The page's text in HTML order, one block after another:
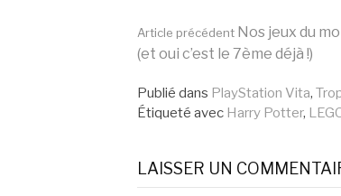
Lire
la
suite
Article précédent Nos jeux du
(et oui c’est le 7ème déjà !)
Publié dans PlayStation Vita,
Étiqueté avec Harry Potter,
LAISSER UN